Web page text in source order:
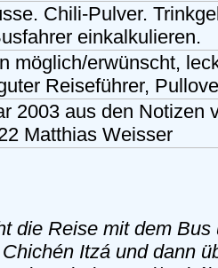
Chili-Pulver.
einkalkulieren.
möglich/erwünscht,
Reiseführer,
2003 aus den
Matthias Weisser
die Reise mit dem
Itzá und dann